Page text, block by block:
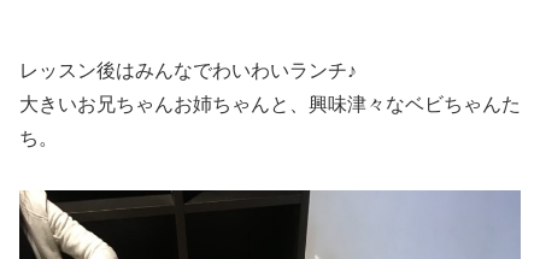
レッスン後はみんなでわいわいランチ♪
大きいお兄ちゃんお姉ちゃんと、興味津々なベビちゃんた
ち。